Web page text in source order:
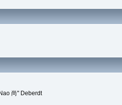
尚" Deberdt